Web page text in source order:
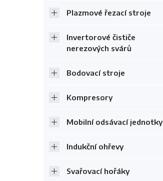
Plazmové řezací stroje
Invertorové čističe
nerezových svárů
Bodovací stroje
Kompresory
Mobilní odsávací jednotky
Indukční ohřevy
Svařovací hořáky